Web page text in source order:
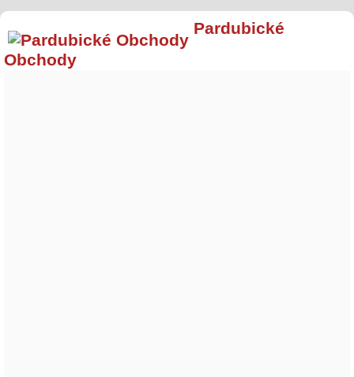
Pardubické
Obchody